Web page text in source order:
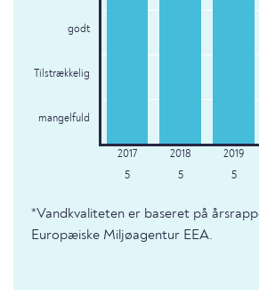
godt
Tilstrækkelig
mangelfuld
5 5 5
*Vandkvaliteten er baseret på
Europæiske Miljøagentur EEA.